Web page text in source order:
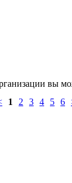
вы
1 2 3 4 5 6